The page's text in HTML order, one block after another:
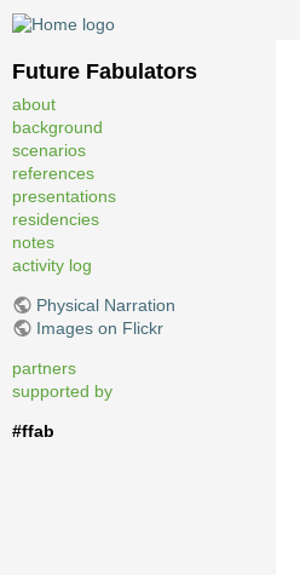
Future Fabulators
about
background
scenarios
references
presentations
residencies
notes
activity log
Physical Narration
Images on Flickr
partners
supported by
#ffab